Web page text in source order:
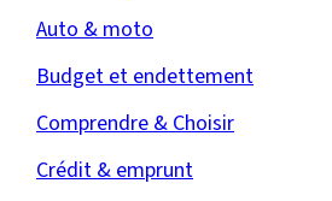
Auto & moto
Budget et endettement
Comprendre & Choisir
Crédit & emprunt